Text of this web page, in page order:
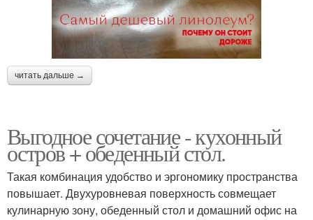
читать дальше →
Выгодное сочетание - кухонный
остров + обеденный стол.
Такая комбинация удобство и эргономику пространства
повышает. Двухуровневая поверхность совмещает
кулинарную зону, обеденный стол и домашний офис на